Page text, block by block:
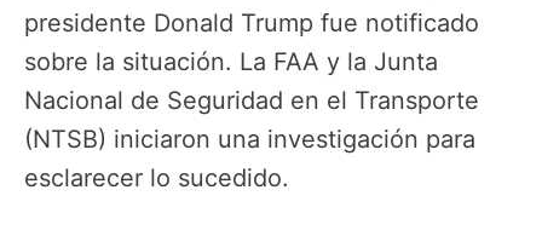
presidente Donald Trump fue notificado
sobre la situación. La FAA y la Junta
Nacional de Seguridad en el Transporte
(NTSB) iniciaron una investigación para
esclarecer lo sucedido.